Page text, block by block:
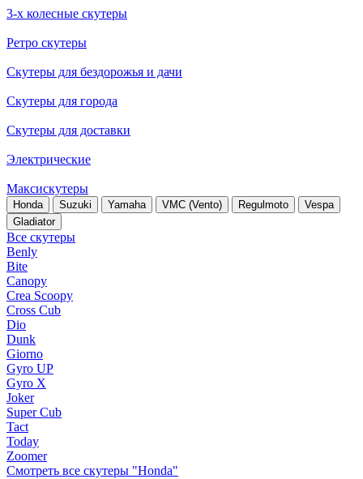
3-х колесные скутеры
Ретро скутеры
Скутеры для бездорожья и дачи
Скутеры для города
Скутеры для доставки
Электрические
Максискутеры
Honda Suzuki Yamaha VMC (Vento) Regulmoto
Vespa
Gladiator
Все скутеры
Benly
Bite
Canopy
Crea Scoopy
Cross Cub
Dio
Dunk
Giorno
Gyro UP
Gyro X
Joker
Super Cub
Tact
Today
Zoomer
Смотреть все скутеры "Honda"